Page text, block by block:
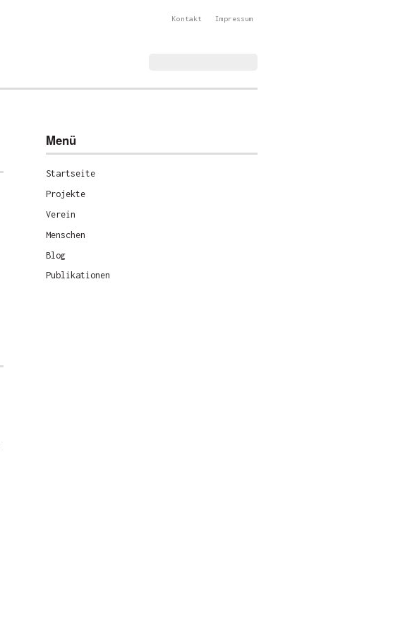
Kontakt Impressum
Suchformular
Menü
Startseite
Projekte
Verein
Menschen
Blog
Publikationen